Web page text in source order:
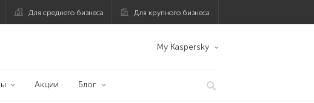
Для среднего бизнеса Для крупного бизнеса
My Kaspersky
Акции Блог